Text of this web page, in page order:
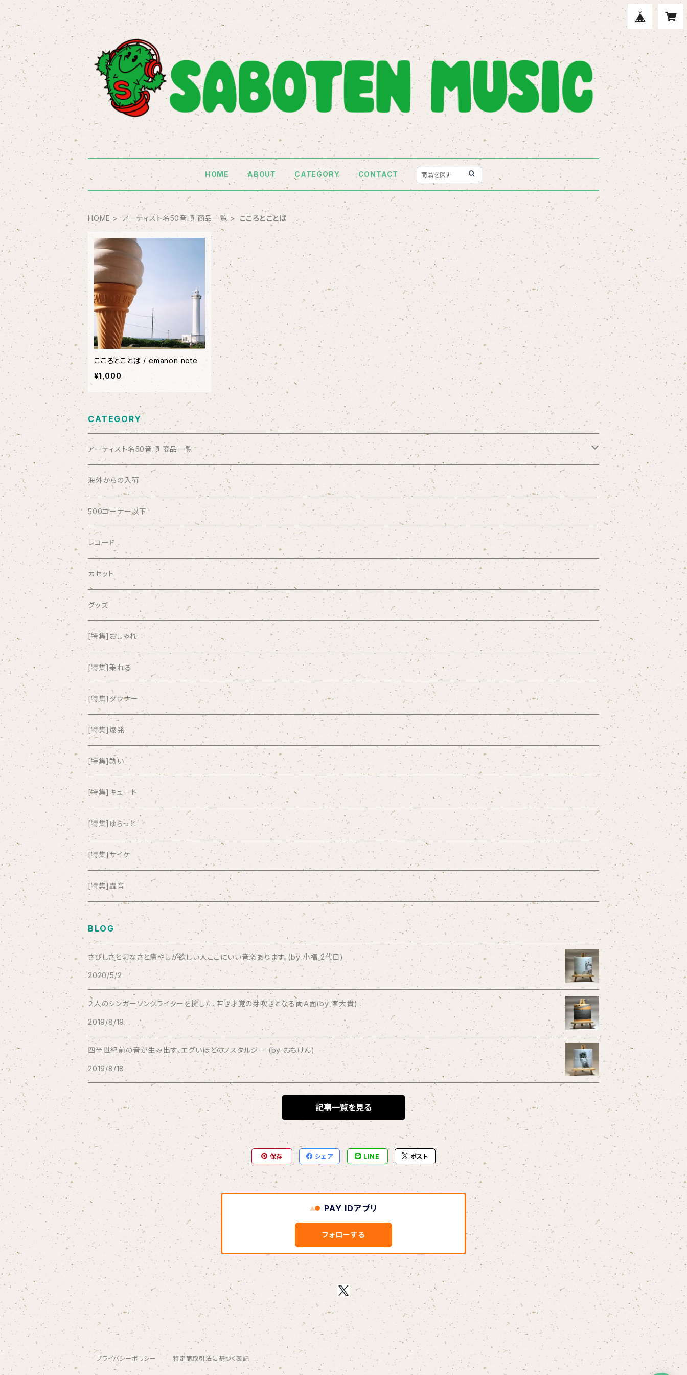
HOME ABOUT CATEGORY CONTACT
HOME アーティスト名50音順 商品一覧 こころとことば
こころとことば / emanon note
¥1,000
CATEGORY
アーティスト名50音順 商品一覧
ABSOLUTE LOSERS
AFRICA
AGU
AIRCRAFT
airlie
AKUTAGAWA FANCLUB
ALKASILKA
all about paradise
ALL ITEM 10 TIMES
Amia Calva
Amsterdamned
ANYO
And Summer Club
anticlockwise
Aysula
Bad Operation
Bagus!
BBBBBBB
The BEG
The Beths
THE BLACK SHANSONS
BLONDnewHALF
Blondy
BOAR HUNTER
bud&harbor
Bulbs Of Passion
Calme Adiction
CANDY
海外からの入荷
500コーナー以下
レコード
カセット
グッズ
[特集]おしゃれ
[特集]乗れる
[特集]ダウナー
[特集]爆発
[特集]熱い
[特集]キュート
[特集]ゆらっと
[特集]サイケ
[特集]轟音
BLOG
さびしさと切なさと癒やしが欲しい人ここにいい音楽あります。(by 小福 2代目)
2020/5/2
２人のシンガーソングライターを擁した、若き才覚の芽吹きとなる両Ａ面(by 峯大貴)
2019/8/19
四半世紀前の音が生み出す、エグいほどのノスタルジー (by おちけん)
2019/8/18
記事一覧を見る
保存 シェア LINE ポスト
PAY IDアプリ
フォローする
プライバシーポリシー 特定商取引法に基づく表記